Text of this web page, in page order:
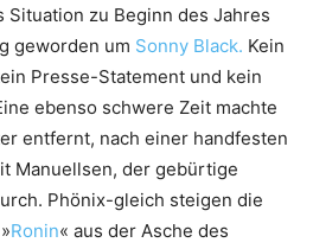
Situation zu Beginn des Jahres
geworden um Sonny Black. Kein
Presse-Statement und kein
ebenso schwere Zeit machte
entfernt, nach einer handfesten
Manuellsen, der gebürtige
Phönix-gleich steigen die
Ronin« aus der Asche des